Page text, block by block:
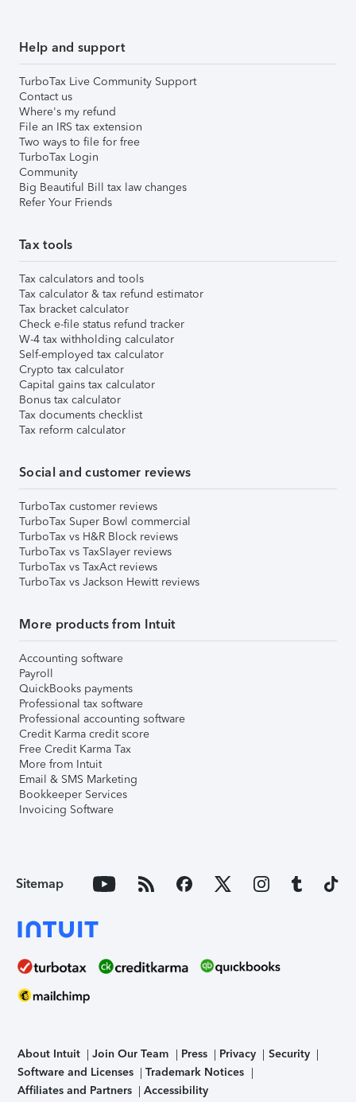
Help and support
TurboTax Live Community Support
Contact us
Where's my refund
File an IRS tax extension
Two ways to file for free
TurboTax Login
Community
Big Beautiful Bill tax law changes
Refer Your Friends
Tax tools
Tax calculators and tools
Tax calculator & tax refund estimator
Tax bracket calculator
Check e-file status refund tracker
W-4 tax withholding calculator
Self-employed tax calculator
Crypto tax calculator
Capital gains tax calculator
Bonus tax calculator
Tax documents checklist
Tax reform calculator
Social and customer reviews
TurboTax customer reviews
TurboTax Super Bowl commercial
TurboTax vs H&R Block reviews
TurboTax vs TaxSlayer reviews
TurboTax vs TaxAct reviews
TurboTax vs Jackson Hewitt reviews
More products from Intuit
Accounting software
Payroll
QuickBooks payments
Professional tax software
Professional accounting software
Credit Karma credit score
Free Credit Karma Tax
More from Intuit
Email & SMS Marketing
Bookkeeper Services
Invoicing Software
Sitemap
About Intuit Join Our Team Press Privacy
Security
Software and Licenses
Trademark Notices
Affiliates and Partners
Accessibility